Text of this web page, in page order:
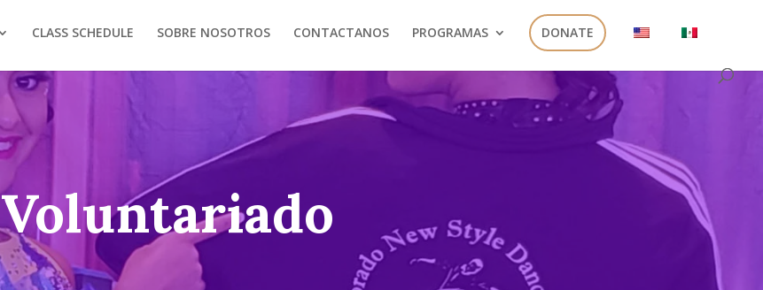
CLASS SCHEDULE SOBRE NOSOTROS CONTACTANOS PROGRAMAS DONATE
Voluntariado